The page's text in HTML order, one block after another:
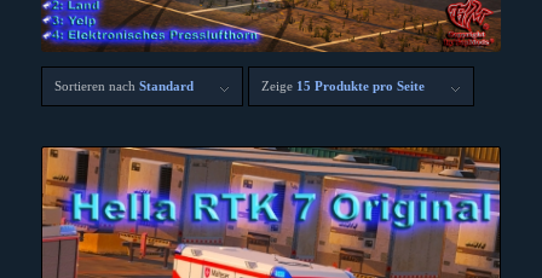
Sortieren nach Standard Zeige 15 Produkte pro Seite